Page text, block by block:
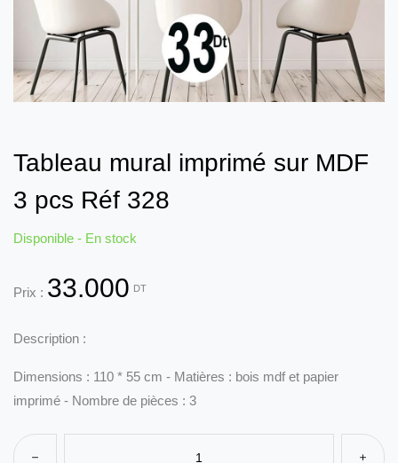
Tableau mural imprimé sur MDF
3 pcs Réf 328
Disponible - En stock
Prix : 33.000 DT
Description :
Dimensions : 110 * 55 cm - Matières : bois mdf et papier
imprimé - Nombre de pièces : 3